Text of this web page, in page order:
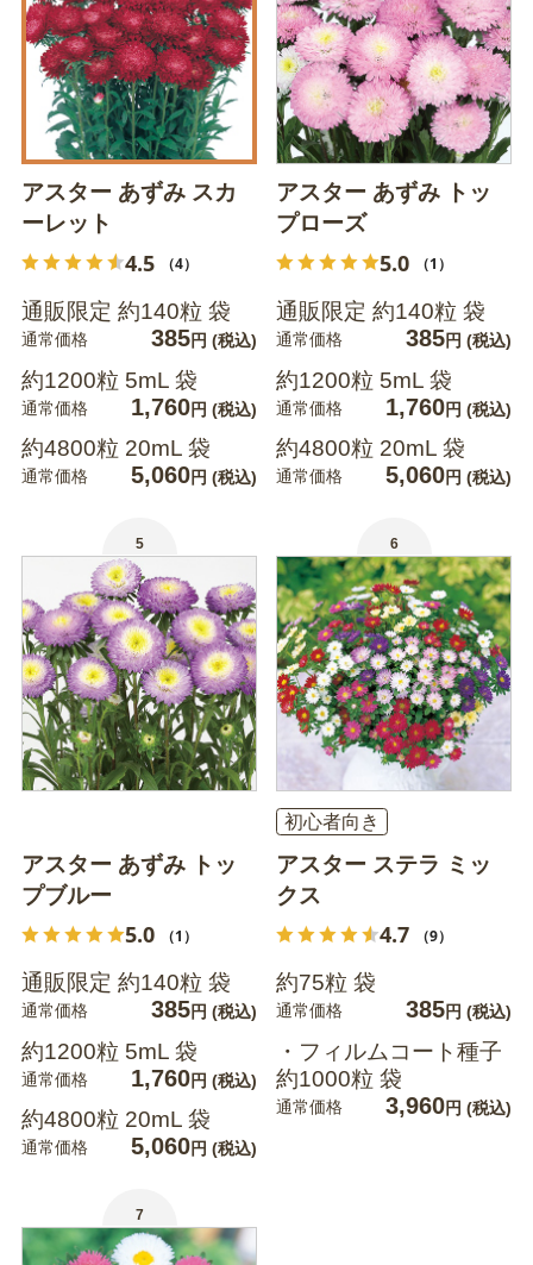
アスター あずみ スカ
ーレット
4.5 （4）
通販限定 約140粒 袋
通常価格 385円 (税込)
約1200粒 5mL 袋
通常価格 1,760円 (税込)
約4800粒 20mL 袋
通常価格 5,060円 (税込)
アスター あずみ トッ
プローズ
5.0 （1）
通販限定 約140粒 袋
通常価格 385円 (税込)
約1200粒 5mL 袋
通常価格 1,760円 (税込)
約4800粒 20mL 袋
通常価格 5,060円 (税込)
5
アスター あずみ トッ
プブルー
5.0 （1）
通販限定 約140粒 袋
通常価格 385円 (税込)
約1200粒 5mL 袋
通常価格 1,760円 (税込)
約4800粒 20mL 袋
通常価格 5,060円 (税込)
6
初心者向き
アスター ステラ ミッ
クス
4.7 （9）
約75粒 袋
通常価格 385円 (税込)
・フィルムコート種子
約1000粒 袋
通常価格 3,960円 (税込)
7